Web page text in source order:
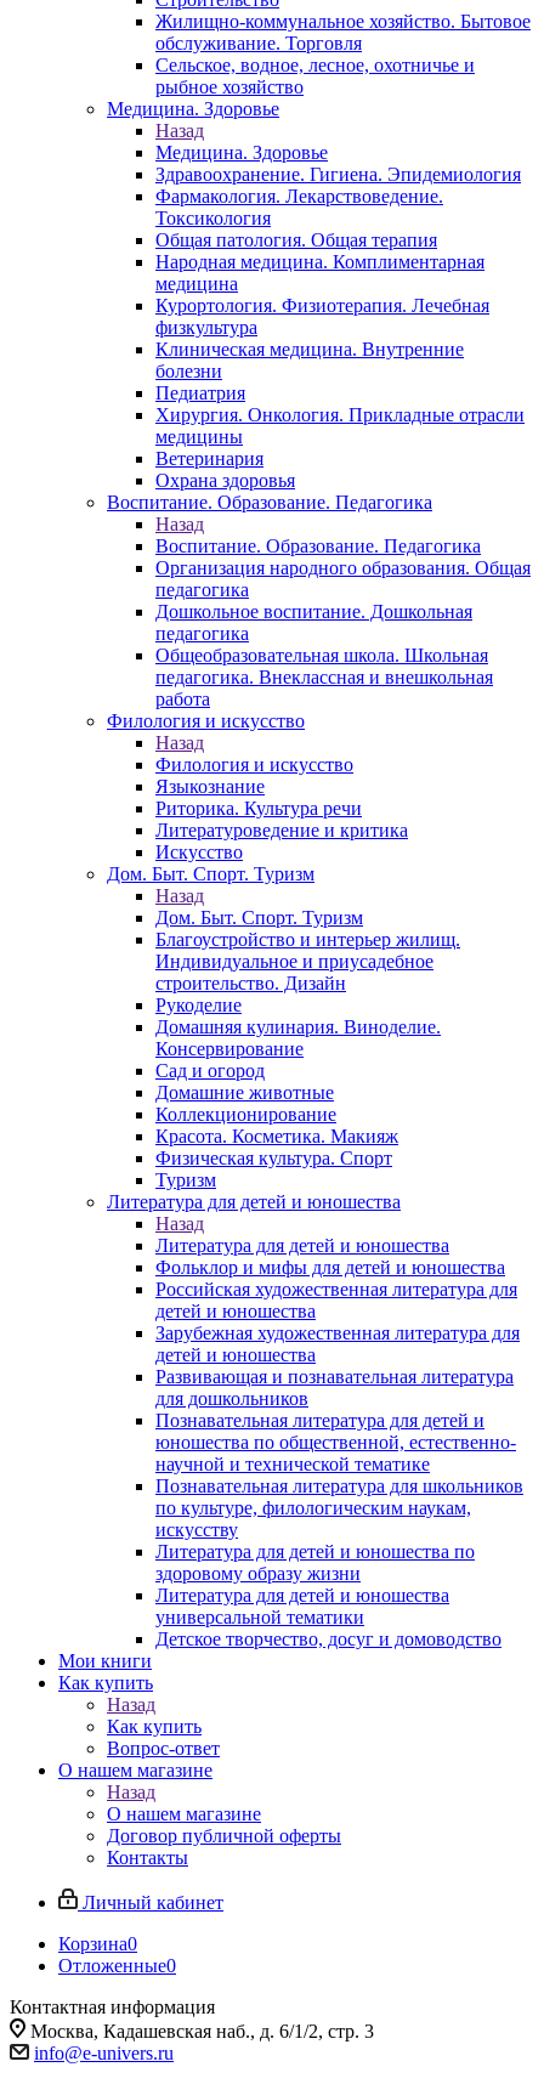
Жилищно-коммунальное хозяйство. Бытовое
обслуживание. Торговля
Сельское, водное, лесное, охотничье и
рыбное хозяйство
Медицина. Здоровье
Назад
Медицина. Здоровье
Здравоохранение. Гигиена. Эпидемиология
Фармакология. Лекарствоведение.
Токсикология
Общая патология. Общая терапия
Народная медицина. Комплиментарная
медицина
Курортология. Физиотерапия. Лечебная
физкультура
Клиническая медицина. Внутренние
болезни
Педиатрия
Хирургия. Онкология. Прикладные отрасли
медицины
Ветеринария
Охрана здоровья
Воспитание. Образование. Педагогика
Назад
Воспитание. Образование. Педагогика
Организация народного образования. Общая
педагогика
Дошкольное воспитание. Дошкольная
педагогика
Общеобразовательная школа. Школьная
педагогика. Внеклассная и внешкольная
работа
Филология и искусство
Назад
Филология и искусство
Языкознание
Риторика. Культура речи
Литературоведение и критика
Искусство
Дом. Быт. Спорт. Туризм
Назад
Дом. Быт. Спорт. Туризм
Благоустройство и интерьер жилищ.
Индивидуальное и приусадебное
строительство. Дизайн
Рукоделие
Домашняя кулинария. Виноделие.
Консервирование
Сад и огород
Домашние животные
Коллекционирование
Красота. Косметика. Макияж
Физическая культура. Спорт
Туризм
Литература для детей и юношества
Назад
Литература для детей и юношества
Фольклор и мифы для детей и юношества
Российская художественная литература для
детей и юношества
Зарубежная художественная литература для
детей и юношества
Развивающая и познавательная литература
для дошкольников
Познавательная литература для детей и
юношества по общественной, естественно-
научной и технической тематике
Познавательная литература для школьников
по культуре, филологическим наукам,
искусству
Литература для детей и юношества по
здоровому образу жизни
Литература для детей и юношества
универсальной тематики
Детское творчество, досуг и домоводство
Мои книги
Как купить
Назад
Как купить
Вопрос-ответ
О нашем магазине
Назад
О нашем магазине
Договор публичной оферты
Контакты
Личный кабинет
Корзина0
Отложенные0
Контактная информация
Москва, Кадашевская наб., д. 6/1/2, стр. 3
info@e-univers.ru